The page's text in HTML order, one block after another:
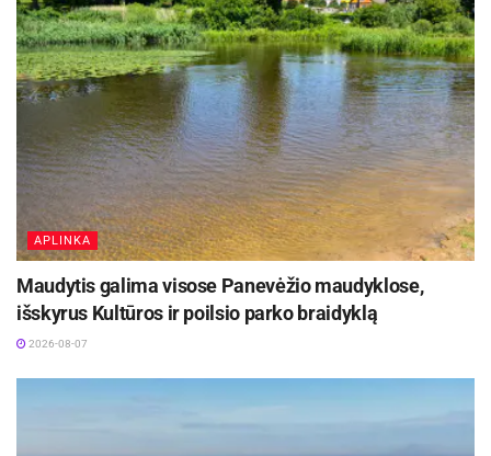
nuotaikoje ir bendrystėje.
Kviečiami visi ukmergiškiai ir miesto svečiai
miestą iš naujo ir kartu švęsti tai, kas paprasta,
APLINKA
Maudytis galima visose Panevėžio maudyklose,
išskyrus Kultūros ir poilsio parko braidyklą
2026-08-07